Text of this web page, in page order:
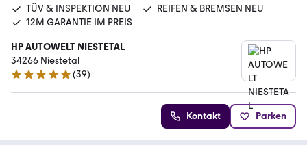
TÜV & INSPEKTION NEU
REIFEN & BREMSEN NEU
12M GARANTIE IM PREIS
HP AUTOWELT NIESTETAL
34266 Niestetal
5 Sterne
(39)
Kontakt Parken